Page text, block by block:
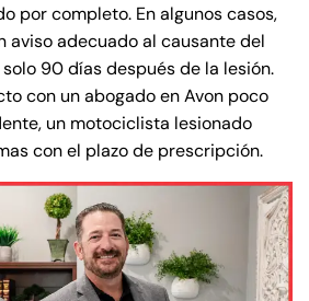
por completo. En algunos casos,
aviso adecuado al causante del
90 días después de la lesión.
con un abogado en Avon poco
un motociclista lesionado
con el plazo de prescripción.